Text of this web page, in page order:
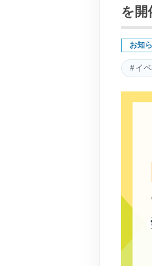
を開
お知
イ